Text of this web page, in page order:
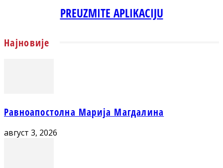
PREUZMITE APLIKACIJU
Најновије
Равноапостолна Марија Магдалина
август 3, 2026